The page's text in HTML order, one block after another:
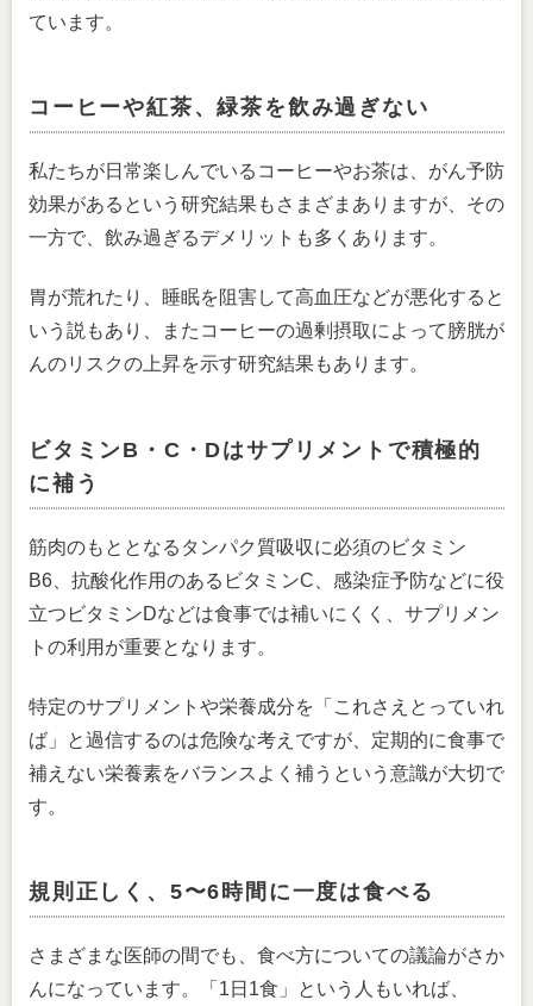
ています。
コーヒーや紅茶、緑茶を飲み過ぎない
私たちが日常楽しんでいるコーヒーやお茶は、がん予防
効果があるという研究結果もさまざまありますが、その
一方で、飲み過ぎるデメリットも多くあります。
胃が荒れたり、睡眠を阻害して高血圧などが悪化すると
いう説もあり、またコーヒーの過剰摂取によって膀胱が
んのリスクの上昇を示す研究結果もあります。
ビタミンB・C・Dはサプリメントで積極的
に補う
筋肉のもととなるタンパク質吸収に必須のビタミン
B6、抗酸化作用のあるビタミンC、感染症予防などに役
立つビタミンDなどは食事では補いにくく、サプリメン
トの利用が重要となります。
特定のサプリメントや栄養成分を「これさえとっていれ
ば」と過信するのは危険な考えですが、定期的に食事で
補えない栄養素をバランスよく補うという意識が大切で
す。
規則正しく、5〜6時間に一度は食べる
さまざまな医師の間でも、食べ方についての議論がさか
んになっています。「1日1食」という人もいれば、